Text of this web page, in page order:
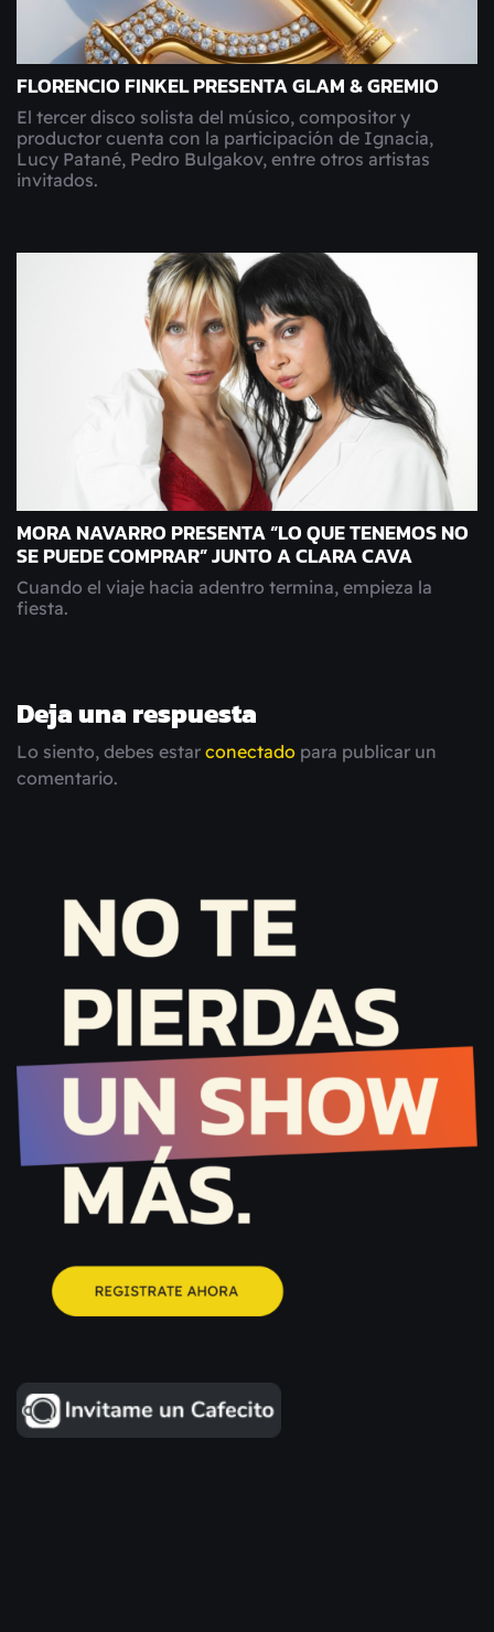
FLORENCIO FINKEL PRESENTA GLAM & GREMIO
El tercer disco solista del músico, compositor y
productor cuenta con la participación de Ignacia,
Lucy Patané, Pedro Bulgakov, entre otros artistas
invitados.
MORA NAVARRO PRESENTA “LO QUE TENEMOS NO
SE PUEDE COMPRAR” JUNTO A CLARA CAVA
Cuando el viaje hacia adentro termina, empieza la
fiesta.
Deja una respuesta
Lo siento, debes estar conectado para publicar un
comentario.